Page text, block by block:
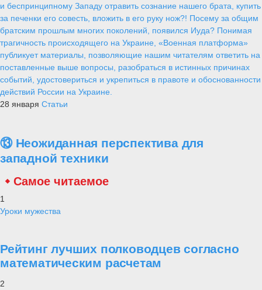
и беспринципному Западу отравить сознание нашего брата, купить
за печенки его совесть, вложить в его руку нож?! Посему за общим
братским прошлым многих поколений, появился Иуда? Понимая
трагичность происходящего на Украине, «Военная платформа»
публикует материалы, позволяющие нашим читателям ответить на
поставленные выше вопросы, разобраться в истинных причинах
событий, удостовериться и укрепиться в правоте и обоснованности
действий России на Украине.
28 января Статьи
⑬ Неожиданная перспектива для
западной техники
Самое читаемое
1
Уроки мужества
Рейтинг лучших полководцев согласно
математическим расчетам
2